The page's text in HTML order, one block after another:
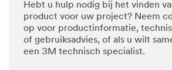
Hebt u hulp nodig bij het vinden
product voor uw project? Neem
op voor productinformatie,
of gebruiksadvies, of als u wilt
een 3M technisch specialist.